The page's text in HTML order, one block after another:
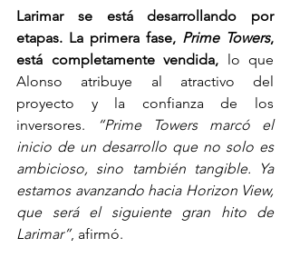
Larimar se está desarrollando por
etapas. La primera fase, Prime Towers,
está completamente vendida, lo que
Alonso atribuye al atractivo del
proyecto y la confianza de los
inversores.
“Prime Towers marcó el
inicio de un desarrollo que no solo es
ambicioso, sino también tangible. Ya
estamos avanzando hacia Horizon View,
que será el siguiente gran hito de
Larimar”, afirmó.